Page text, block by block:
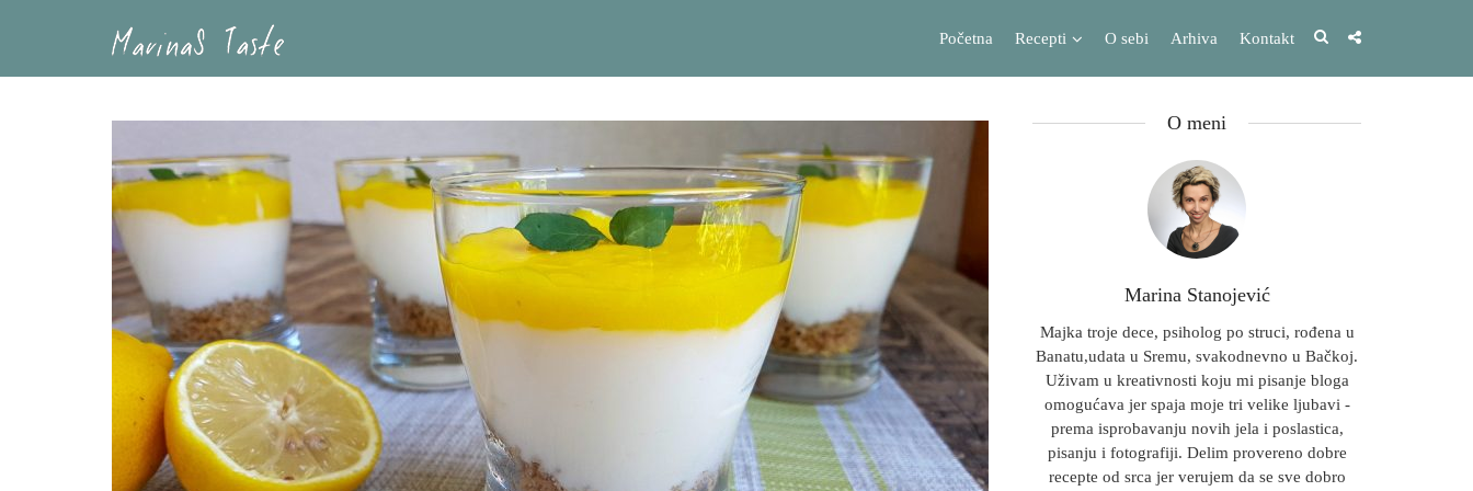
Početna Recepti O sebi Arhiva Kontakt
O meni
Marina Stanojević
Majka troje dece, psiholog po struci, rođena u
Banatu,udata u Sremu, svakodnevno u Bačkoj.
Uživam u kreativnosti koju mi pisanje bloga
omogućava jer spaja moje tri velike ljubavi -
prema isprobavanju novih jela i poslastica,
pisanju i fotografiji. Delim provereno dobre
recepte od srca jer verujem da se sve dobro